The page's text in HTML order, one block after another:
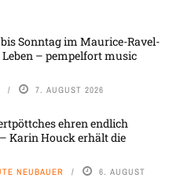
Sonntag im Maurice-Ravel-
Leben – pempelfort music
7. AUGUST 2026
ehren endlich
Karin Houck erhält die
NEUBAUER 6. AUGUST